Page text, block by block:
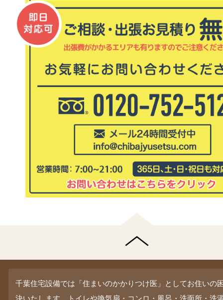
千葉住宅設備では「住まいのかかりつけ医」としてお住いの
決いたします。トイレや換気扇・コンロ・風呂・洗面所・洗